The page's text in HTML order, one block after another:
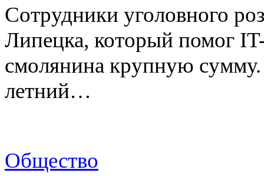
Сотрудники уголовного
Липецка, который помог
смолянина крупную
летний…
Общество